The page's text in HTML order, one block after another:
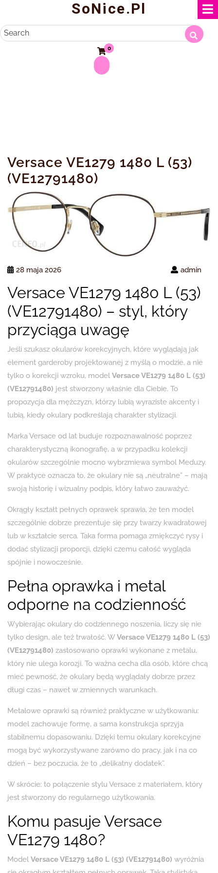
content
SoNice.pl
Search
0
Versace VE1279 1480 L (53)
(VE12791480)
28 maja 2026 admin
Versace VE1279 1480 L (53)
(VE12791480) – styl, który
przyciąga uwagę
Jeśli szukasz okularów korekcyjnych, które wyglądają jak
element garderoby projektowanej z myślą o modzie, a nie
tylko o korekcji wzroku, model Versace VE1279 1480 L (53)
(VE12791480) jest stworzony właśnie dla Ciebie. To
propozycja dla mężczyzn, którzy lubią wyraziste akcenty i
lubią, kiedy okulary podkreślają charakter stylizacji.
Marka Versace od lat buduje rozpoznawalność poprzez
charakterystyczną ikonografię, a w przypadku kolekcji
okularów szczególnie mocno wybrzmiewa symbol Meduzy.
W praktyce oznacza to, że okulary nie są „neutralne” – mają
swoją historię i wizualny podpis, który łatwo zauważyć.
Okrągły kształt pełnych oprawek sprawia, że ten model
szczególnie dobrze prezentuje się przy twarzy kwadratowej
lub w kształcie serca. Taka forma pomaga zmiękczyć rysy i
dodać stylizacji proporcji, dzięki czemu całość wygląda
spójnie i nowocześnie.
Pełna oprawka i metal
odporne na codzienność
Wybierając okulary do codziennego noszenia, liczy się nie
tylko design, ale też trwałość. WVersace VE1279 1480 L (53)
(VE12791480) zastosowano oprawki wykonane z metalu,
który nie ulega korozji. To ważna cecha dla osób, które chcą
mieć pewność, że okulary będą wyglądały dobrze przez
długi czas – nawet w zmiennych warunkach.
Metalowe oprawki są również praktyczne w użytkowaniu:
model zachowuje formę, a sama konstrukcja sprzyja
stabilnemu dopasowaniu. Dzięki temu okulary korekcyjne
mogą być wykorzystywane zarówno do pracy, jak i na co
dzień – bez poczucia, że to „delikatny dodatek”.
W skrócie: to połączenie stylu Versace z materiałem, który
jest stworzony do regularnego użytkowania.
Komu pasuje Versace
VE1279 1480?
Model Versace VE1279 1480 L (53) (VE12791480) wyróżnia